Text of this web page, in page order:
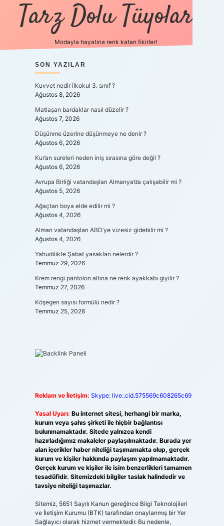
Tarz Dolu Tüyolar
Modayla hayatına renk katan fikirler!
SIDEBAR
SON YAZILAR
Kuvvet nedir ilkokul 3. sınıf ?
Ağustos 8, 2026
Matlaşan bardaklar nasıl düzelir ?
Ağustos 7, 2026
Düşünme üzerine düşünmeye ne denir ?
Ağustos 6, 2026
Kur’an sureleri neden iniş sırasına göre değil ?
Ağustos 6, 2026
Avrupa Birliği vatandaşları Almanya’da çalışabilir mi ?
Ağustos 5, 2026
Ağaçtan boya elde edilir mi ?
Ağustos 4, 2026
Alman vatandaşları ABD’ye vizesiz gidebilir mi ?
Ağustos 4, 2026
Yahudilikte Şabat yasakları nelerdir ?
Temmuz 29, 2026
Krem rengi pantolon altına ne renk ayakkabı giyilir ?
Temmuz 27, 2026
Köşegen sayısı formülü nedir ?
Temmuz 25, 2026
Reklam ve İletişim: Skype: live:.cid.575569c608265c69
Yasal Uyarı: Bu internet sitesi, herhangi bir marka,
kurum veya şahıs şirketi ile hiçbir bağlantısı
bulunmamaktadır. Sitede yalnızca kendi
hazırladığımız makaleler paylaşılmaktadır. Burada yer
alan içerikler haber niteliği taşımamakta olup, gerçek
kurum ve kişiler hakkında paylaşım yapılmamaktadır.
Gerçek kurum ve kişiler ile isim benzerlikleri tamamen
tesadüfidir. Sitemizdeki bilgiler taslak halindedir ve
tavsiye niteliği taşımazlar.
Sitemiz, 5651 Sayılı Kanun gereğince Bilgi Teknolojileri
ve İletişim Kurumu (BTK) tarafından onaylanmış bir Yer
Sağlayıcı olarak hizmet vermektedir. Bu nedenle,